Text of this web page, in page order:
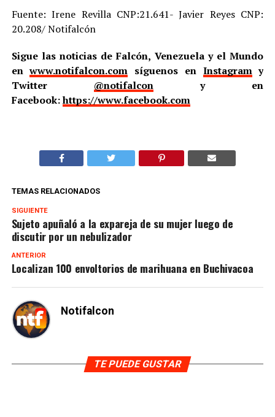
Fuente: Irene Revilla CNP:21.641- Javier Reyes CNP:
20.208/ Notifalcón
Sigue las noticias de Falcón, Venezuela y el Mundo
enwww.notifalcon.com síguenos en Instagramy
Twitter @notifalcony en
Facebook:https://www.facebook.com
TEMAS RELACIONADOS
SIGUIENTE
Sujeto apuñaló a la expareja de su mujer luego de
discutir por un nebulizador
ANTERIOR
Localizan 100 envoltorios de marihuana en Buchivacoa
Notifalcon
TE PUEDE GUSTAR